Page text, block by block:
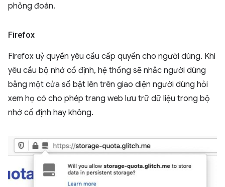
phỏng đoán.
Firefox
Firefox uỷ quyền yêu cầu cấp quyền cho người dùng. Khi
yêu cầu bộ nhớ cố định, hệ thống sẽ nhắc người dùng
bằng một cửa sổ bật lên trên giao diện người dùng hỏi
xem họ có cho phép trang web lưu trữ dữ liệu trong bộ
nhớ cố định hay không.